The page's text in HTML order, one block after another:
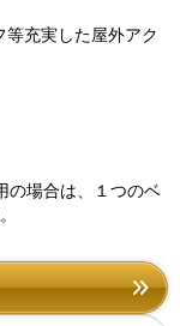
充実した屋外アク
の場合は、１つのベ